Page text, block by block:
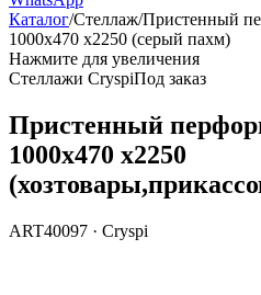
Каталог/Стеллаж/Пристенный
1000х470 х2250 (серый пахм)
Нажмите для увеличения
Стеллажи CryspiПод заказ
Пристенный
1000х470 х2250
ART40097 · Cryspi